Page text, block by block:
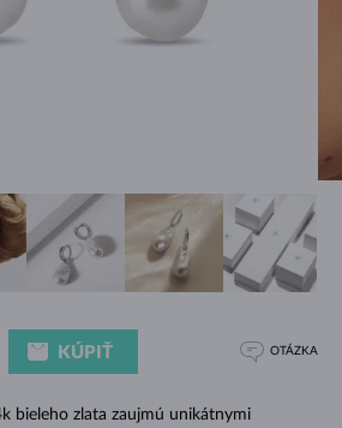
bieleho zlata zaujmú unikátnymi
KÚPIŤ OTÁZKA